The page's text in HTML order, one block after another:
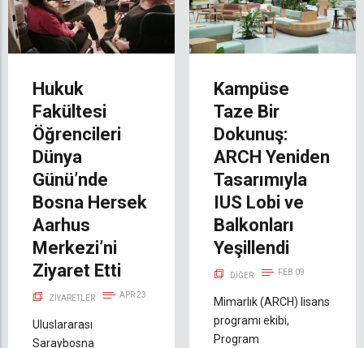
Hukuk
Fakültesi
Öğrencileri
Dünya
Günü’nde
Bosna Hersek
Aarhus
Merkezi’ni
Ziyaret Etti
ZIYARETLER APR 23
Uluslararası
Saraybosna
Kampüse
Taze Bir
Dokunuş:
ARCH Yeniden
Tasarımıyla
IUS Lobi ve
Balkonları
Yeşillendi
DIĞER FEB 09
Mimarlık (ARCH) lisans
programı ekibi,
Program